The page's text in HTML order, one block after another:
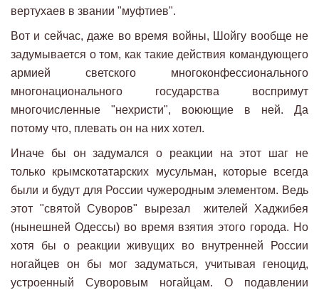
вертухаев в звании "муфтиев".
Вот и сейчас, даже во время войны, Шойгу вообще не
задумывается о том, как такие действия командующего
армией светского многоконфессионального
многонационального государства воспримут
многочисленные "нехристи", воюющие в ней. Да
потому что, плевать он на них хотел.
Иначе бы он задумался о реакции на этот шаг не
только крымскотатарских мусульман, которые всегда
были и будут для России чужеродным элементом. Ведь
этот "святой Суворов" вырезал жителей Хаджибея
(нынешней Одессы) во время взятия этого города. Но
хотя бы о реакции живущих во внутренней России
ногайцев он бы мог задуматься, учитывая геноцид,
устроенный Суворовым ногайцам. О подавлении